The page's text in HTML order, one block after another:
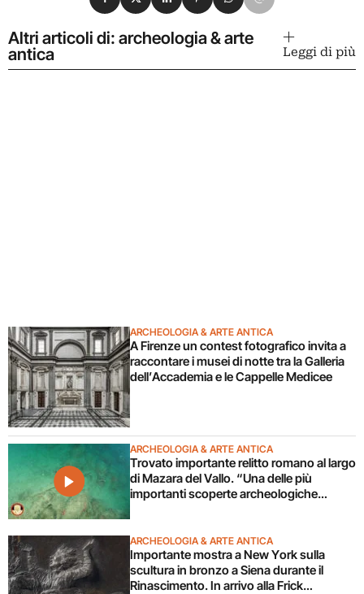
Altri articoli di: archeologia & arte
antica
Leggi di più
ARCHEOLOGIA & ARTE ANTICA
A Firenze un contest fotografico invita a
raccontare i musei di notte tra la Galleria
dell’Accademia e le Cappelle Medicee
ARCHEOLOGIA & ARTE ANTICA
Trovato importante relitto romano al largo
di Mazara del Vallo. “Una delle più
importanti scoperte archeologiche
ARCHEOLOGIA & ARTE ANTICA
Importante mostra a New York sulla
scultura in bronzo a Siena durante il
Rinascimento. In arrivo alla Frick